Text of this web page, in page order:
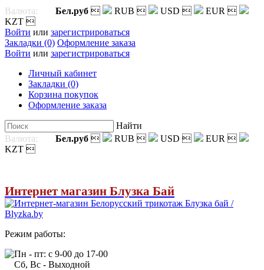
Валюта: Бел.руб  RUB  USD  EUR 
KZT 
Войти или зарегистрироваться
Закладки (0) Оформление заказа
Войти или зарегистрироваться
Личный кабинет
Закладки (0)
Корзина покупок
Оформление заказа
Найти
Валюта:
Бел.руб  RUB  USD  EUR 
KZT 
Интернет магазин Блузка Бай
Режим работы:
Пн - пт: с 9-00 до 17-00
Сб, Вс - Выходной